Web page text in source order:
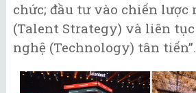
chức; đầu tư vào chiến lược
(Talent Strategy) và liên
nghệ (Technology) tân tiến”.